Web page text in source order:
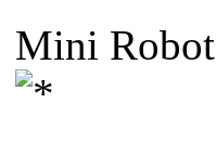
Mini Robot